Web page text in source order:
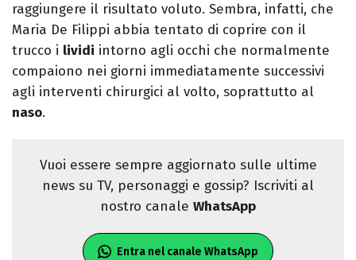
raggiungere il risultato voluto. Sembra, infatti, che
Maria De Filippi abbia tentato di coprire con il
trucco i lividi intorno agli occhi che normalmente
compaiono nei giorni immediatamente successivi
agli interventi chirurgici al volto, soprattutto al
naso.
Vuoi essere sempre aggiornato sulle ultime
news su TV, personaggi e gossip? Iscriviti al
nostro canale WhatsApp
Entra nel canale WhatsApp